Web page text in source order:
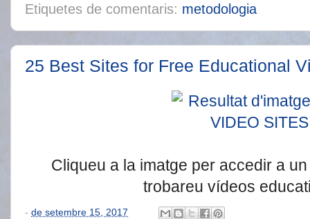
Etiquetes de comentaris: metodologia
25 Best Sites for Free Educational
Cliqueu a la imatge per accedir a
trobareu vídeos
- de setembre 15, 2017